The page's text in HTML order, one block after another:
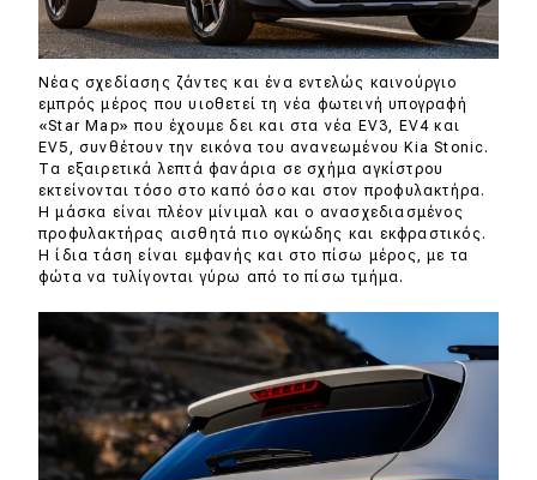
eDRIVE
DRIVE USED
Νέας σχεδίασης ζάντες και ένα εντελώς καινούργιο
εμπρός μέρος που υιοθετεί τη νέα φωτεινή υπογραφή
«Star Map» που έχουμε δει και στα νέα EV3, EV4 και
EV5, συνθέτουν την εικόνα του ανανεωμένου Kia Stonic.
Τα εξαιρετικά λεπτά φανάρια σε σχήμα αγκίστρου
εκτείνονται τόσο στο καπό όσο και στον προφυλακτήρα.
Η μάσκα είναι πλέον μίνιμαλ και ο ανασχεδιασμένος
προφυλακτήρας αισθητά πιο ογκώδης και εκφραστικός.
Η ίδια τάση είναι εμφανής και στο πίσω μέρος, με τα
φώτα να τυλίγονται γύρω από το πίσω τμήμα.